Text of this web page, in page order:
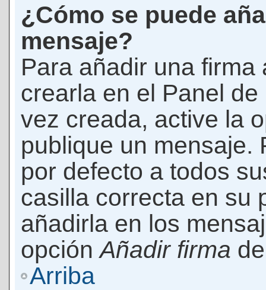
¿Cómo se puede
mensaje?
Para añadir una
crearla en el Panel
vez creada, active la
publique un mensaje.
por defecto a todos
casilla correcta en su
añadirla en los
opciónAñadir firma
Arriba